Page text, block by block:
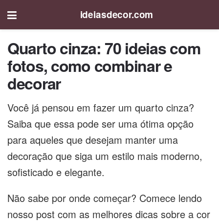
ideiasdecor.com
Quarto cinza: 70 ideias com
fotos, como combinar e
decorar
Você já pensou em fazer um quarto cinza?
Saiba que essa pode ser uma ótima opção
para aqueles que desejam manter uma
decoração que siga um estilo mais moderno,
sofisticado e elegante.
Não sabe por onde começar? Comece lendo
nosso post com as melhores dicas sobre a cor